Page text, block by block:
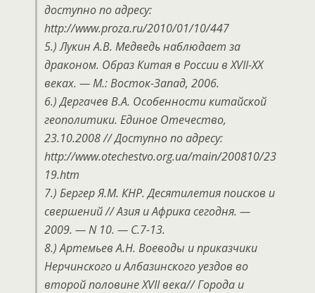
доступно по адресу:
http://www.proza.ru/2010/01/10/447
5.) Лукин А.В. Медведь наблюдает за
драконом. Образ Китая в России в XVII-XX
веках. — М.: Восток-Запад, 2006.
6.) Дергачев В.А. Особенности китайской
геополитики. Единое Отечество,
23.10.2008 // Доступно по адресу:
http://www.otechestvo.org.ua/main/200810/23
19.htm
7.) Бергер Я.М. КНР. Десятилетия поисков и
свершений // Азия и Африка сегодня. —
2009. — N 10. — С.7-13.
8.) Артемьев А.Н. Воеводы и приказчики
Нерчинского и Албазинского уездов во
второй половине XVII века// Города и